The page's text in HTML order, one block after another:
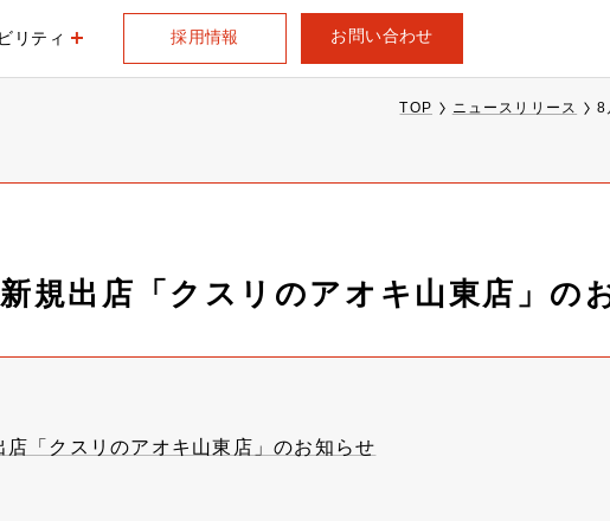
リティ 採用情報 お問い合わせ
TOP ニュースリリース 8
規出店「クスリのアオキ山東店」の
「クスリのアオキ山東店」のお知らせ